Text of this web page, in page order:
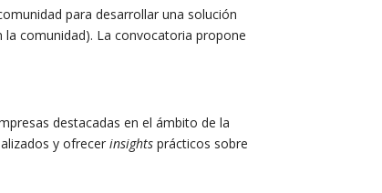
para desarrollar una solución
comunidad). La convocatoria propone
destacadas en el ámbito de la
y ofrecerinsights prácticos sobre